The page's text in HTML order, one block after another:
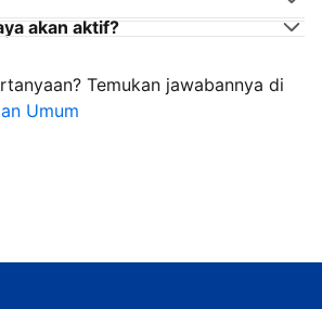
akan aktif?
Temukan jawabannya di
Umum